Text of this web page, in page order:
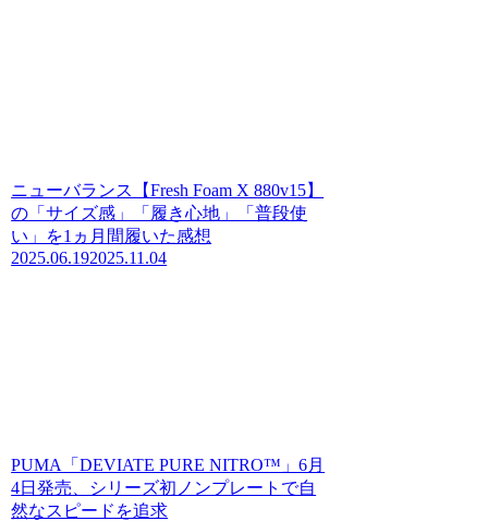
ニューバランス【Fresh Foam X 880v15】
の「サイズ感」「履き心地」「普段使
い」を1ヵ月間履いた感想
2025.06.192025.11.04
PUMA「DEVIATE PURE NITRO™」6月
4日発売、シリーズ初ノンプレートで自
然なスピードを追求